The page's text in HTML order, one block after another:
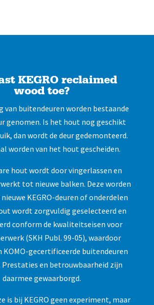
KEGRO reclaimed
wood toe?
van buitendeuren worden bestaande
genomen. Is het hout nog geschikt
dan wordt de deur gedemonteerd.
worden van het hout gescheiden.
hout wordt door vingerlassen en
tot nieuwe balken. Deze worden
KEGRO-deuren of onderdelen
wordt zorgvuldig geselecteerd en
conform de kwaliteitseisen voor
(SKH Publ. 99-05), waardoor
KOMO-gecertificeerde buitendeuren
Prestaties en betrouwbaarheid zijn
daarmee gewaarborgd.
is bij KEGRO geen experiment, maar